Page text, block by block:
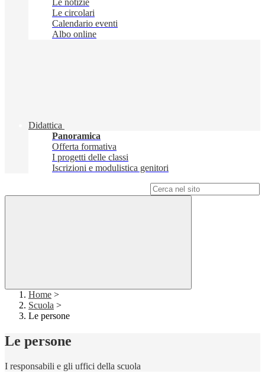
Le notizie
Le circolari
Calendario eventi
Albo online
Didattica
Panoramica
Offerta formativa
I progetti delle classi
Iscrizioni e modulistica genitori
Home >
Scuola >
Le persone
Le persone
I responsabili e gli uffici della scuola